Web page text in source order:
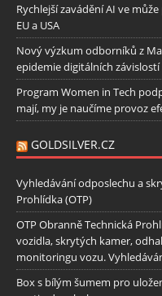
Rychlejší zavádění AI ve
EU a USA
Nový výzkum odborníků z
epidemie digitálních závislostí
Program Women in Tech
mají, my je naučíme provoz
GOLDSILVER.CZ
Vyhledávání odposlechu a
Prohlídka (OTP)
OTP Obranně Technická
vozidla, skrytých kamer,
monitoringu vozu.
Box s bílým šumem pro